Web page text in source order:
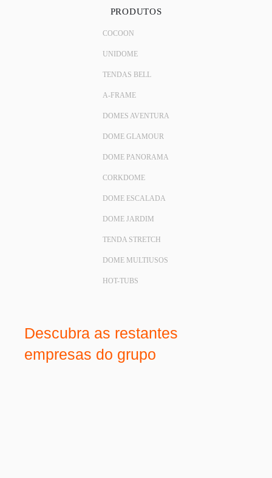
PRODUTOS
COCOON
UNIDOME
TENDAS BELL
A-FRAME
DOMES AVENTURA
DOME GLAMOUR
DOME PANORAMA
CORKDOME
DOME ESCALADA
DOME JARDIM
TENDA STRETCH
DOME MULTIUSOS
HOT-TUBS
Descubra as restantes
empresas do grupo